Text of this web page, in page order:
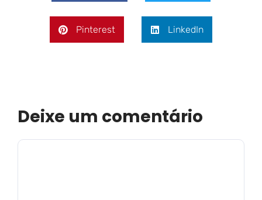
Pinterest LinkedIn
Deixe um comentário